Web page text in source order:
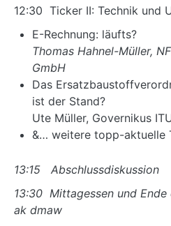
12:30 Ticker II: Technik und
E-Rechnung: läufts?
Thomas Hahnel-Müller,
GmbH
Das
ist der Stand?
Ute Müller, Governikus
&… weitere topp-aktuelle
13:15 Abschlussdiskussion
13:30 Mittagessen und
ak dmaw